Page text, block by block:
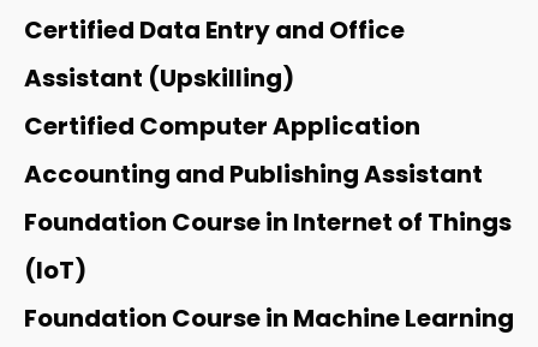
Certified Data Entry and Office
Assistant (Upskilling)
Certified Computer Application
Accounting and Publishing Assistant
Foundation Course in Internet of Things
(IoT)
Foundation Course in Machine Learning